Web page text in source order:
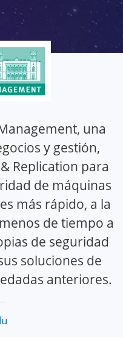
una
y gestión,
Replication para
de máquinas
más rápido, a la
de tiempo a
de seguridad
soluciones de
anteriores.